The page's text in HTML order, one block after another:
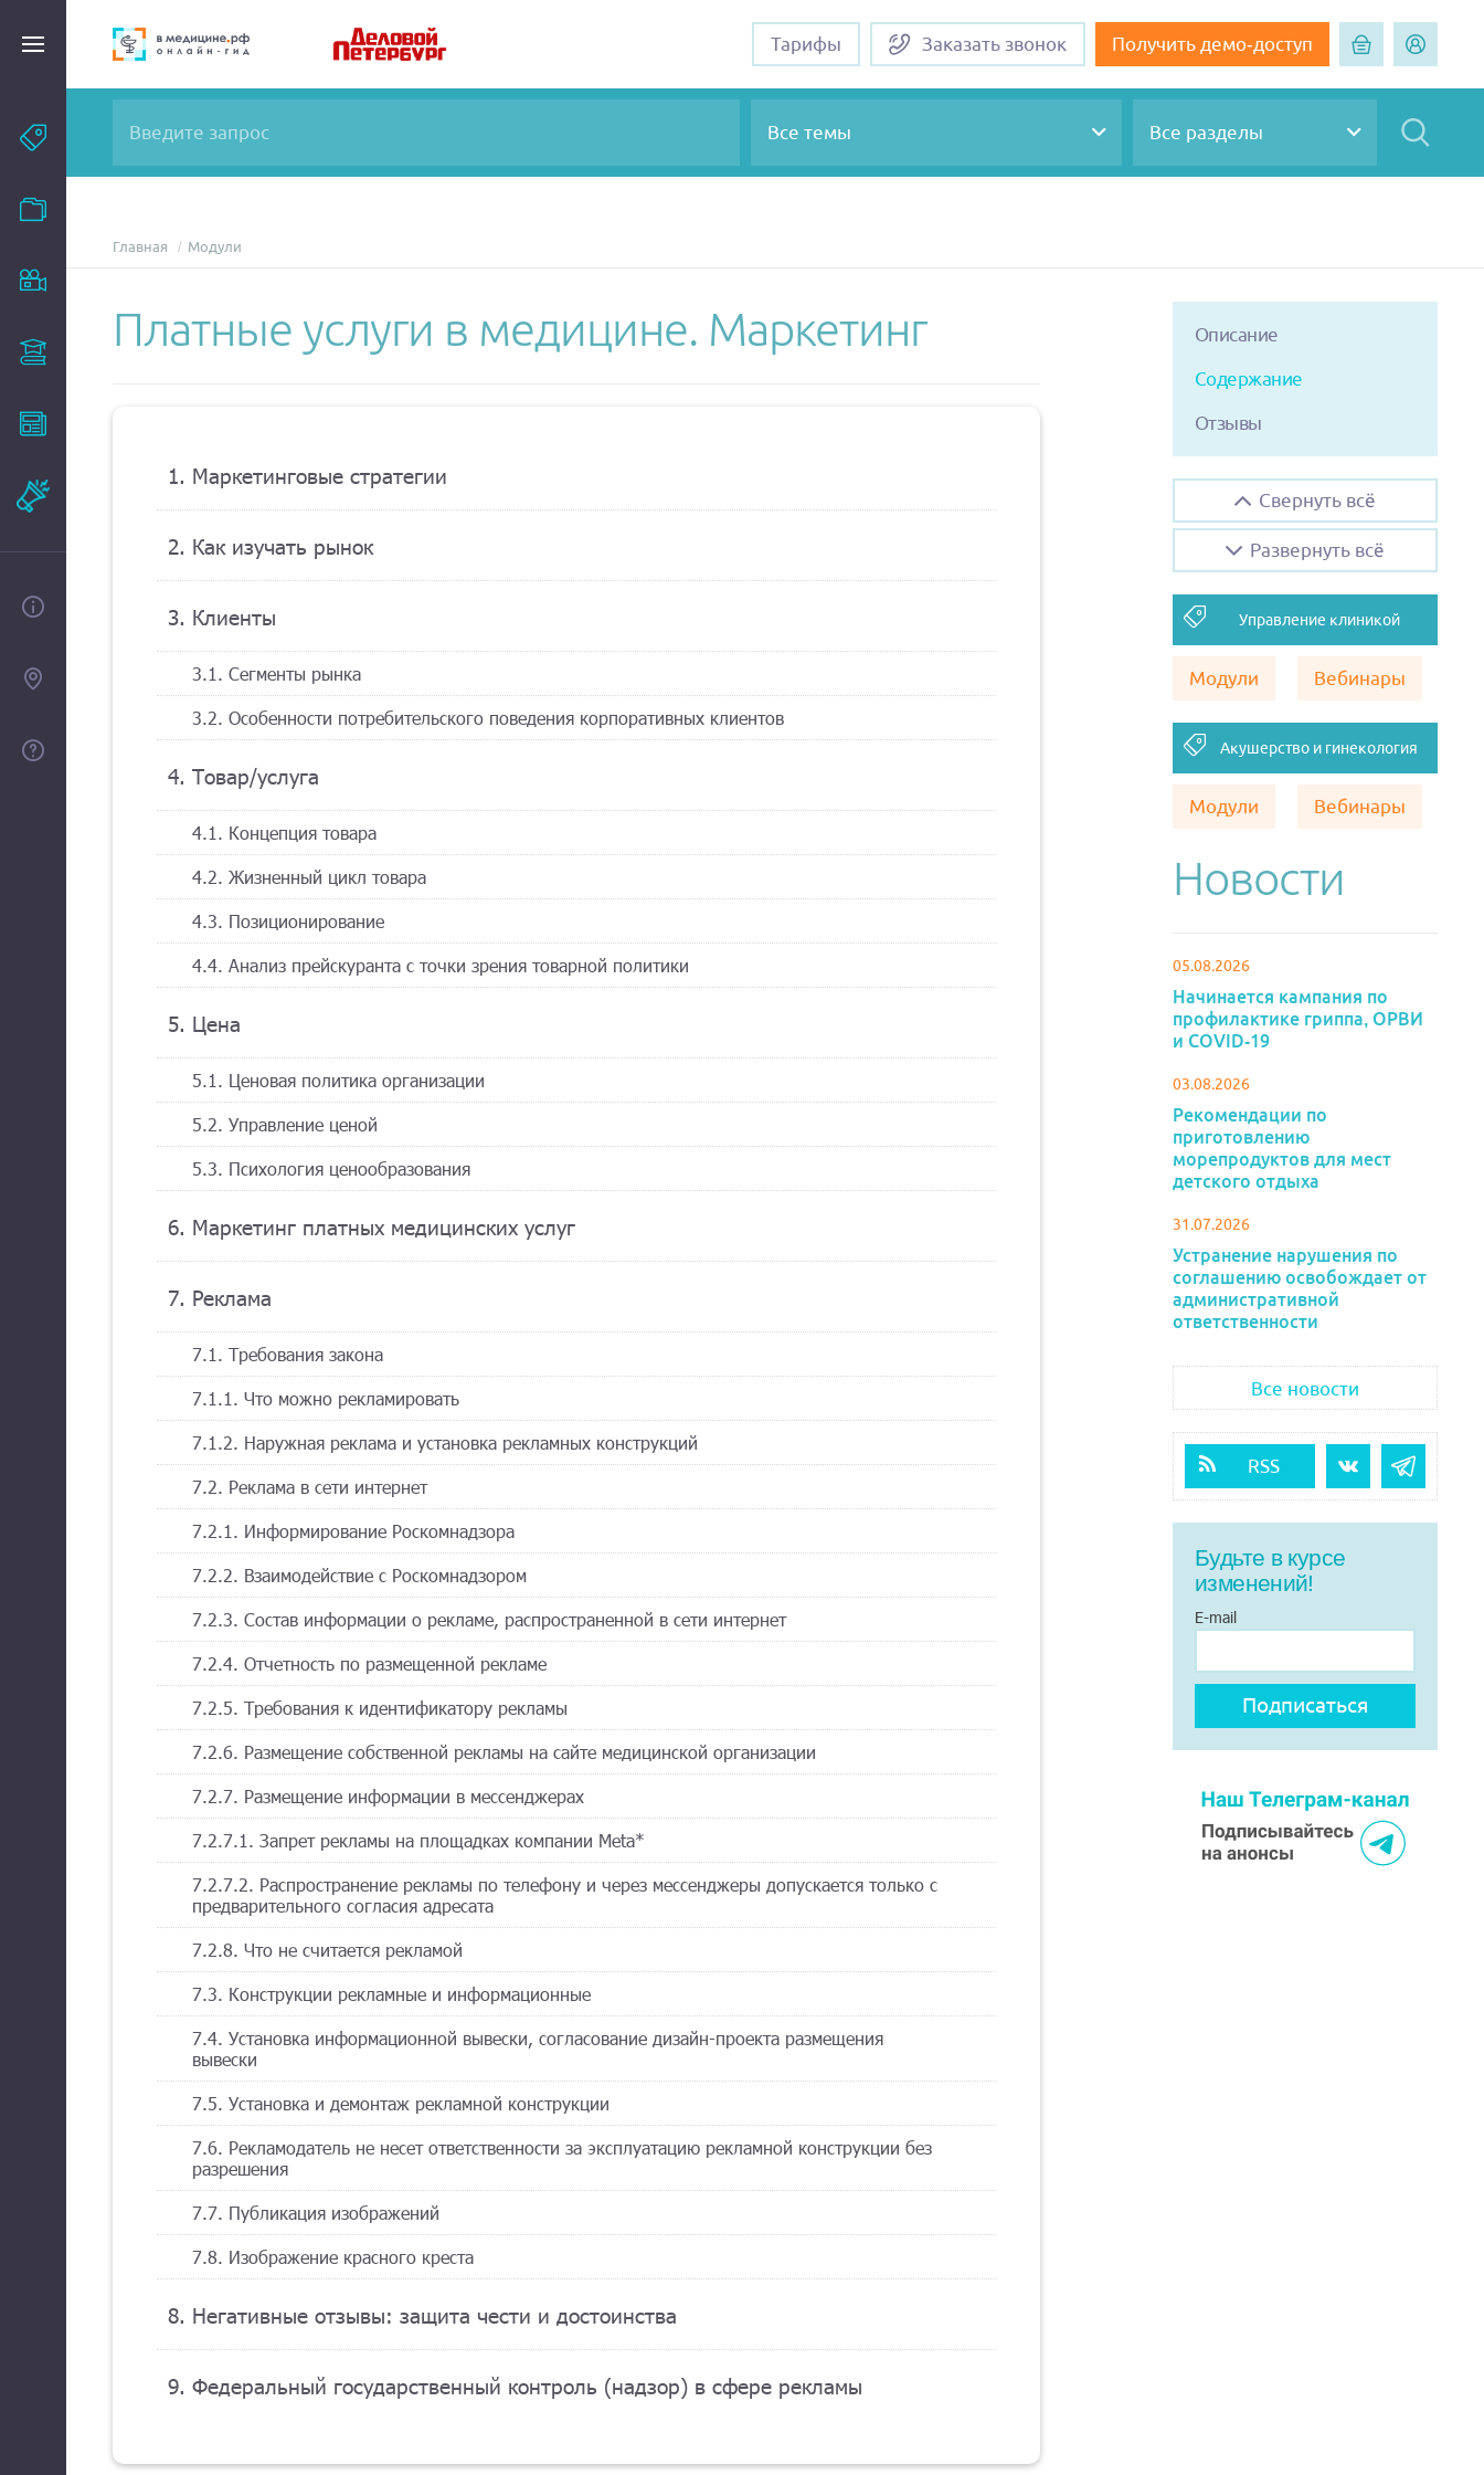
Тарифы Заказать звонок Получить демо-доступ
Темы
Эксперты
Рекламодателям
О проекте
Все темы Все разделы
Главная Модули
Платные услуги в медицине. Маркетинг
1. Маркетинговые стратегии
2. Как изучать рынок
3. Клиенты
3.1. Сегменты рынка
3.2. Особенности потребительского поведения корпоративных клиентов
4. Товар/услуга
4.1. Концепция товара
4.2. Жизненный цикл товара
4.3. Позиционирование
4.4. Анализ прейскуранта с точки зрения товарной политики
5. Цена
5.1. Ценовая политика организации
5.2. Управление ценой
5.3. Психология ценообразования
6. Маркетинг платных медицинских услуг
7. Реклама
7.1. Требования закона
7.1.1. Что можно рекламировать
7.1.2. Наружная реклама и установка рекламных конструкций
7.2. Реклама в сети интернет
7.2.1. Информирование Роскомнадзора
7.2.2. Взаимодействие с Роскомнадзором
7.2.3. Состав информации о рекламе, распространенной в сети интернет
7.2.4. Отчетность по размещенной рекламе
7.2.5. Требования к идентификатору рекламы
7.2.6. Размещение собственной рекламы на сайте медицинской организации
7.2.7. Размещение информации в мессенджерах
7.2.7.1. Запрет рекламы на площадках компании Meta*
7.2.7.2. Распространение рекламы по телефону и через мессенджеры допускается только с
предварительного согласия адресата
7.2.8. Что не считается рекламой
7.3. Конструкции рекламные и информационные
7.4. Установка информационной вывески, согласование дизайн-проекта размещения
вывески
7.5. Установка и демонтаж рекламной конструкции
7.6. Рекламодатель не несет ответственности за эксплуатацию рекламной конструкции без
разрешения
7.7. Публикация изображений
7.8. Изображение красного креста
8. Негативные отзывы: защита чести и достоинства
9. Федеральный государственный контроль (надзор) в сфере рекламы
Описание
Содержание
Отзывы
Свернуть всё
Развернуть всё
Управление клиникой
Модули Вебинары
Акушерство и гинекология
Модули Вебинары
Новости
05.08.2026
Начинается кампания по
профилактике гриппа, ОРВИ
и COVID-19
03.08.2026
Рекомендации по
приготовлению
морепродуктов для мест
детского отдыха
31.07.2026
Устранение нарушения по
соглашению освобождает от
административной
ответственности
Все новости
RSS
Будьте в курсе
изменений!
E-mail